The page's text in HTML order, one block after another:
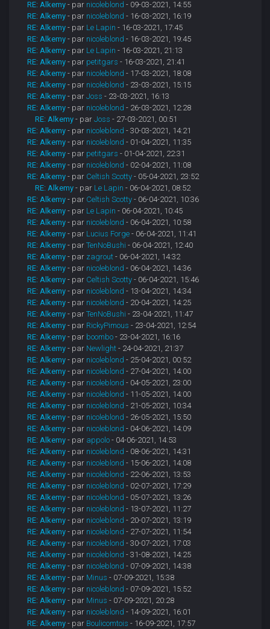
RE: Alkemy - par nicoleblond - 09-03-2021, 14:55
RE: Alkemy - par nicoleblond - 16-03-2021, 16:19
RE: Alkemy - par Le Lapin - 16-03-2021, 17:45
RE: Alkemy - par nicoleblond - 16-03-2021, 19:45
RE: Alkemy - par Le Lapin - 16-03-2021, 21:13
RE: Alkemy - par petitgars - 16-03-2021, 21:41
RE: Alkemy - par nicoleblond - 17-03-2021, 18:08
RE: Alkemy - par nicoleblond - 23-03-2021, 15:15
RE: Alkemy - parJoss - 23-03-2021, 16:13
RE: Alkemy - par nicoleblond - 26-03-2021, 12:28
RE: Alkemy - parJoss - 27-03-2021, 00:51
RE: Alkemy - par nicoleblond - 30-03-2021, 14:21
RE: Alkemy - par nicoleblond - 01-04-2021, 11:35
RE: Alkemy - par petitgars - 01-04-2021, 22:31
RE: Alkemy - par nicoleblond - 02-04-2021, 11:08
RE: Alkemy - par Celtish Scotty - 05-04-2021, 23:52
RE: Alkemy - par Le Lapin - 06-04-2021, 08:52
RE: Alkemy - par Celtish Scotty - 06-04-2021, 10:36
RE: Alkemy - par Le Lapin - 06-04-2021, 10:45
RE: Alkemy - par nicoleblond - 06-04-2021, 10:58
RE: Alkemy - par Lucius Forge - 06-04-2021, 11:41
RE: Alkemy - parTenNoBushi - 06-04-2021, 12:40
RE: Alkemy - par zagrout - 06-04-2021, 14:32
RE: Alkemy - par nicoleblond - 06-04-2021, 14:36
RE: Alkemy - par Celtish Scotty - 06-04-2021, 15:46
RE: Alkemy - par nicoleblond - 13-04-2021, 14:34
RE: Alkemy - par nicoleblond - 20-04-2021, 14:25
RE: Alkemy - parTenNoBushi - 23-04-2021, 11:47
RE: Alkemy - par RickyPimous - 23-04-2021, 12:54
RE: Alkemy - par boombo - 23-04-2021, 16:16
RE: Alkemy - par Newlight - 24-04-2021, 21:37
RE: Alkemy - par nicoleblond - 25-04-2021, 00:52
RE: Alkemy - par nicoleblond - 27-04-2021, 14:00
RE: Alkemy - par nicoleblond - 04-05-2021, 23:00
RE: Alkemy - par nicoleblond - 11-05-2021, 14:00
RE: Alkemy - par nicoleblond - 21-05-2021, 10:34
RE: Alkemy - par nicoleblond - 26-05-2021, 15:50
RE: Alkemy - par nicoleblond - 04-06-2021, 14:09
RE: Alkemy - par appolo - 04-06-2021, 14:53
RE: Alkemy - par nicoleblond - 08-06-2021, 14:31
RE: Alkemy - par nicoleblond - 15-06-2021, 14:08
RE: Alkemy - par nicoleblond - 22-06-2021, 13:53
RE: Alkemy - par nicoleblond - 02-07-2021, 17:29
RE: Alkemy - par nicoleblond - 05-07-2021, 13:26
RE: Alkemy - par nicoleblond - 13-07-2021, 11:27
RE: Alkemy - par nicoleblond - 20-07-2021, 13:19
RE: Alkemy - par nicoleblond - 27-07-2021, 11:54
RE: Alkemy - par nicoleblond - 30-07-2021, 17:03
RE: Alkemy - par nicoleblond - 31-08-2021, 14:25
RE: Alkemy - par nicoleblond - 07-09-2021, 14:38
RE: Alkemy - par Minus - 07-09-2021, 15:38
RE: Alkemy - par nicoleblond - 07-09-2021, 15:52
RE: Alkemy - par Minus - 07-09-2021, 20:28
RE: Alkemy - par nicoleblond - 14-09-2021, 16:01
RE: Alkemy - par Boulicomtois - 16-09-2021, 17:57